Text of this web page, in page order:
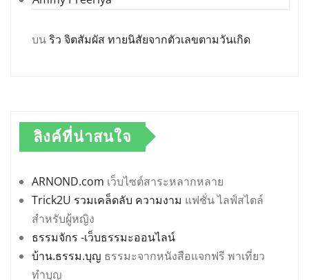
บนริว จิตสัมผัส ทายนิสัยจากตัวเลขตามวันเกิด
ลิงค์ที่น่าสนใจ
ARNOND.com เว็บไซต์สาระหลากหลาย
Trick2U รวมเคล็ดลับ ความงาม แฟชั่น ไลฟ์สไตล์
สำหรับผู้หญิง
ธรรมจักร -เว็บธรรมะออนไลน์
บ้าน.ธรรม.บุญ ธรรมะจากหนังสือแจกฟรี พาเที่ยว
ทำบุญ